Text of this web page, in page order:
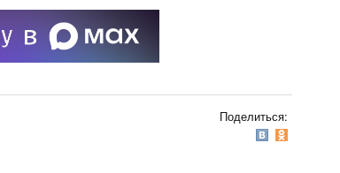
Поделиться: